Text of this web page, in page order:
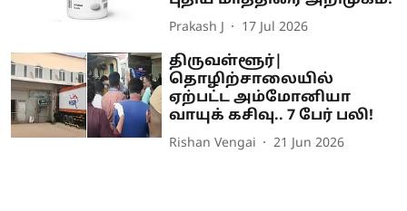
Prakash J 17 Jul 2026
திருவள்ளூர்|
தொழிற்சாலையில்
ஏற்பட்ட அம்மோனியா
வாயுக் கசிவு.. 7 பேர் பலி!
Rishan Vengai 21 Jun 2026